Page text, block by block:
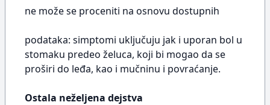
ne može se proceniti na osnovu dostupnih
podataka: simptomi uključuju jak i uporan bol u
stomaku predeo želuca, koji bi mogao da se
proširi do leđa, kao i mučninu i povraćanje.
Ostala neželjena dejstva